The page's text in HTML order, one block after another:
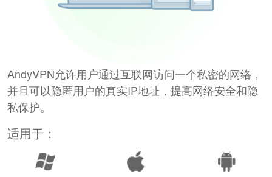
AndyVPN允许用户通过互联网访问一个私密的网络，
并且可以隐匿用户的真实IP地址，提高网络安全和隐
私保护。
适用于：